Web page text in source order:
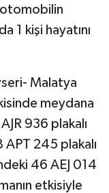
otomobilin
1 kişi hayatını
Malatya
meydana
936 plakalı
245 plakalı
46 AEJ 014
etkisiyle